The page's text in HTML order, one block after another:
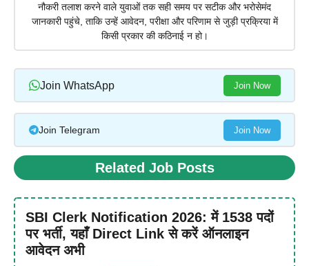
नौकरी तलाश करने वाले युवाओं तक सही समय पर सटीक और भरोसेमंद
जानकारी पहुंचे, ताकि उन्हें आवेदन, परीक्षा और परिणाम से जुड़ी प्रक्रिया में
किसी प्रकार की कठिनाई न हो।
Join WhatsApp Join Now
Join Telegram Join Now
Related Job Posts
SBI Clerk Notification 2026: में 1538 पदों
पर भर्ती, यहाँ Direct Link से करें ऑनलाइन
आवेदन अभी